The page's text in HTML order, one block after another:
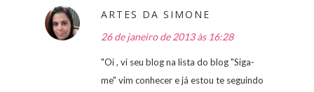
ARTES DA SIMONE
26 de janeiro de 2013 às 16:28
"Oi , vi seu blog na lista do blog "Siga-
me" vim conhecer e já estou te seguindo